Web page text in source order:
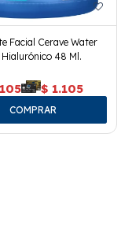
Facial Cerave Water
Hialurónico 48 Ml.
$ 1.105